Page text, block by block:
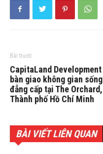
Bài trước
CapitaLand Development
bàn giao không gian sống
đẳng cấp tại The Orchard,
Thành phố Hồ Chí Minh
BÀI VIẾT LIÊN QUAN